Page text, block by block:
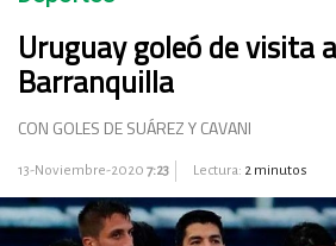
Uruguay goleó de visita
Barranquilla
CON GOLES DE SUÁREZ Y CAVANI
13-Noviembre-2020 7:23 Lectura: 2 minutos